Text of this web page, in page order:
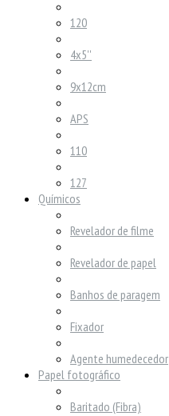
120
4x5''
9x12cm
APS
110
127
Químicos
Revelador de filme
Revelador de papel
Banhos de paragem
Fixador
Agente humedecedor
Papel fotográfico
Baritado (Fibra)